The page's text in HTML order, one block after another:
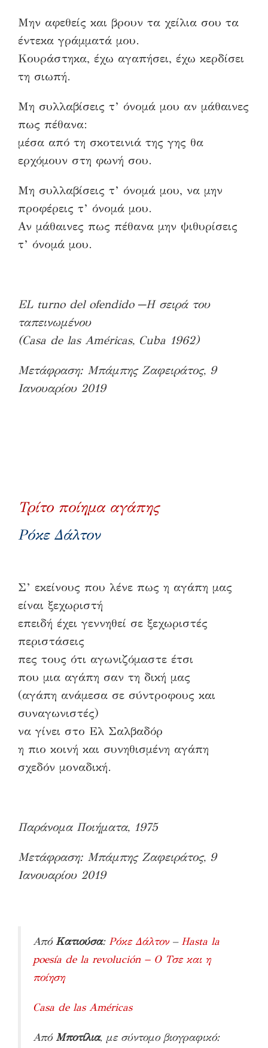
Μην αφεθείς και βρουν τα χείλια σου τα
έντεκα γράμματά μου.
Κουράστηκα, έχω αγαπήσει, έχω κερδίσει
τη σιωπή.
Mη συλλαβίσεις τ’ όνομά μου αν μάθαινες
πως πέθανα:
μέσα από τη σκοτεινιά της γης θα
ερχόμουν στη φωνή σου.
Mη συλλαβίσεις τ’ όνομά μου, να μην
προφέρεις τ’ όνομά μου.
Αν μάθαινες πως πέθανα μην ψιθυρίσεις
τ’ όνομά μου.
EL turno del ofendido ─Η σειρά του
ταπεινωμένου
(Casa de las Américas, Cuba 1962)
Μετάφραση: Μπάμπης Ζαφειράτος, 9
Ιανουαρίου2019
Τρίτο ποίημα αγάπης
Ρόκε Δάλτον
Σ’ εκείνους που λένε πως η αγάπη μας
είναι ξεχωριστή
επειδή έχει γεννηθεί σε ξεχωριστές
περιστάσεις
πες τους ότι αγωνιζόμαστε έτσι
που μια αγάπη σαν τη δική μας
(αγάπη ανάμεσα σε σύντροφους και
συναγωνιστές)
να γίνει στο Ελ Σαλβαδόρ
η πιο κοινή και συνηθισμένη αγάπη
σχεδόν μοναδική.
Παράνομα Ποιήματα, 1975
Μετάφραση: Μπάμπης Ζαφειράτος, 9
Ιανουαρίου 2019
Από Κατιούσα: Ρόκε Δάλτον– Hasta la
poesía de la revolución − Ο Τσε και η
ποίηση
Casa de las Américas
Από Μποτίλια, με σύντομο βιογραφικό: